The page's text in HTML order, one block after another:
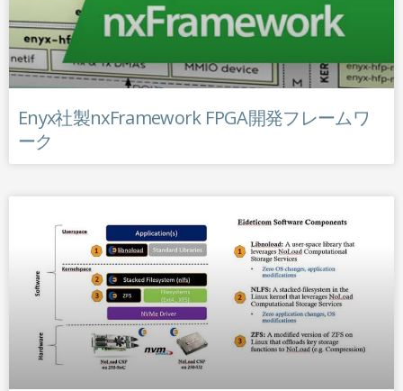
Enyx社製nxFramework FPGA開発フレームワ
ーク